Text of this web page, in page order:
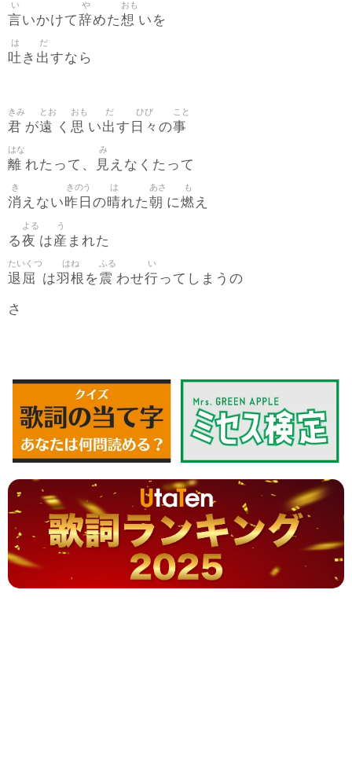
言
い
いかけて辞
や
めた想
おも
いを
吐
は
き 出
だ
すなら
君
きみ
が遠
とお
く 思
おも
い出
だ
す 日々
ひび
の事
こと
離
はな
れたって、 見
み
えなくたって
消
き
えない昨日
きのう
の晴
は
れた朝
あさ
に燃
も
え
る夜
よる
は産
う
まれた
退屈
たいくつ
は羽根
はね
を震
ふる
わせ行
い
ってしまうの
さ